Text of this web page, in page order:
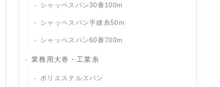
シャッペスパン30番100m
シャッペスパン手縫糸50m
シャッペスパン60番700m
業務用大巻・工業糸
ポリエステルスパン